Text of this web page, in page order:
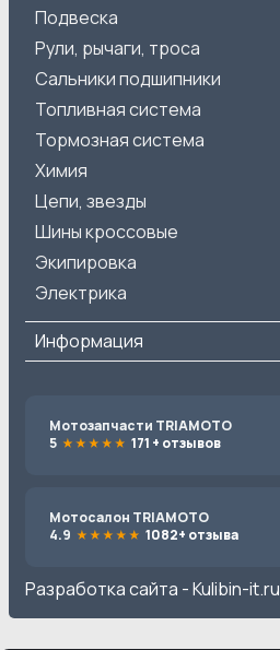
Подвеска
Рули, рычаги, троса
Сальники подшипники
Топливная система
Тормозная система
Химия
Цепи, звезды
Шины кроссовые
Экипировка
Электрика
Информация
Мотозапчасти TRIAMOTO
5
171 + отзывов
Мотосалон TRIAMOTO
4.9
1082+ отзыва
Разработка сайта -Kulibin-it.ru